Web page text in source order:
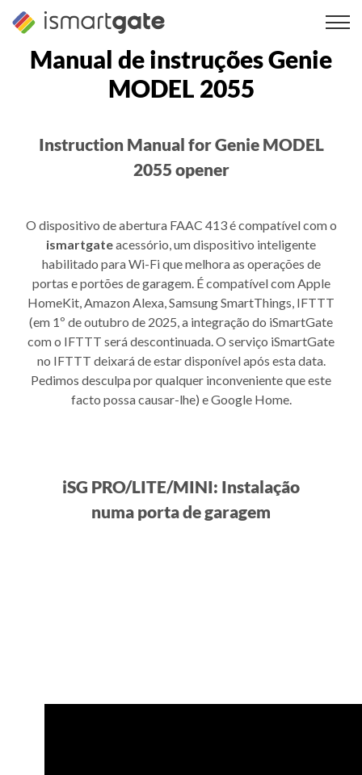
Saltar
para
conteúdoManual de instruções Genie
MODEL 2055
Instruction Manual for Genie MODEL
2055 opener
O dispositivo de abertura FAAC 413 é compatível com o
ismartgateacessório, um dispositivo inteligente
habilitado para Wi-Fi que melhora as operações de
portas e portões de garagem. É compatível com Apple
HomeKit, Amazon Alexa, Samsung SmartThings, IFTTT
(em 1º de outubro de 2025, a integração do iSmartGate
com o IFTTT será descontinuada. O serviço iSmartGate
no IFTTT deixará de estar disponível após esta data.
Pedimos desculpa por qualquer inconveniente que este
facto possa causar-lhe) e Google Home.
iSG PRO/LITE/MINI: Instalação
numa porta de garagem